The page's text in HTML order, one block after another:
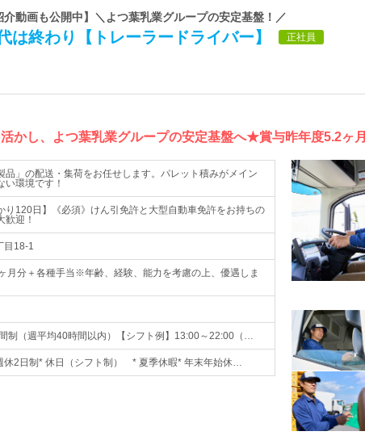
動画も公開中】＼よつ葉乳業グループの安定基盤！／
は終わり【トレーラードライバー】 正社員
かし、よつ葉乳業グループの安定基盤へ★賞与昨年度5.2ヶ月
品」の配送・集荷をお任せします。パレット積みがメイン
環境です！
り120日】《必須》けん引免許と大型自動車免許をお持ちの
歓迎！
目18-1
月分＋各種手当※年齢、経験、能力を考慮の上、優遇しま
（週平均40時間以内）【シフト例】13:00～22:00（…
2日制* 休日（シフト制） * 夏季休暇* 年末年始休…